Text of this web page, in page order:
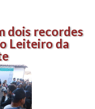
dois recordes
Leiteiro da